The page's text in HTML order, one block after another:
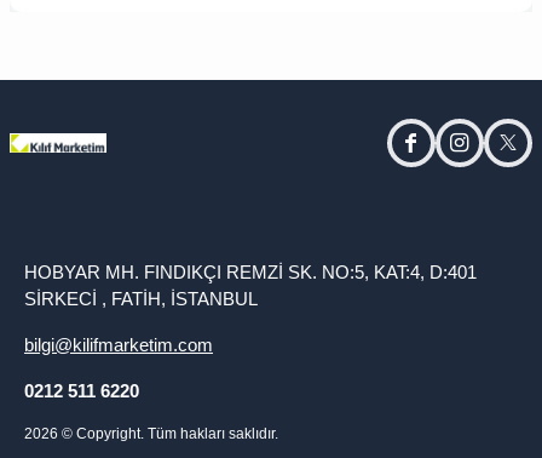
facebookinstagram
HOBYAR MH. FINDIKÇI REMZİ SK. NO:5, KAT:4, D:401
SİRKECİ , FATİH, İSTANBUL
bilgi@kilifmarketim.com
0212 511 6220
2026 © Copyright. Tüm hakları saklıdır.